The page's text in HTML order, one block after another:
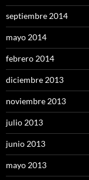
septiembre 2014
mayo 2014
febrero 2014
diciembre 2013
noviembre 2013
julio 2013
junio 2013
mayo 2013